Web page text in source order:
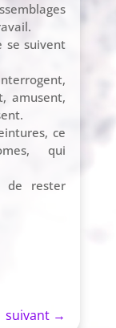
se suivent
amusent,
ce
qui
de rester
suivant →